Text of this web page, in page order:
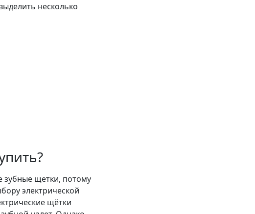
несколько
зубные щетки, потому
электрической
щётки